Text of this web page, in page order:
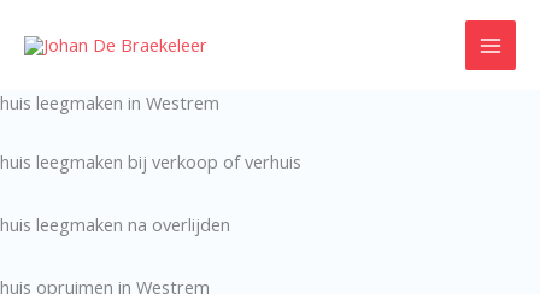
naar
inhoud
huis leegmaken in Westrem
huis leegmaken bij verkoop of verhuis
huis leegmaken na overlijden
huis opruimen in Westrem